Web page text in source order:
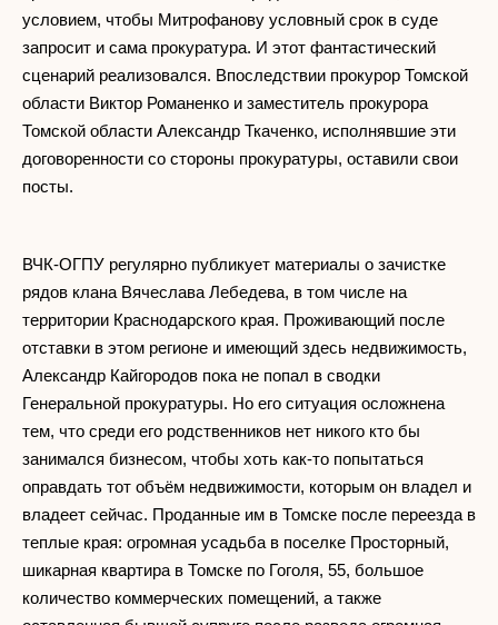
условием, чтобы Митрофанову условный срок в суде
запросит и сама прокуратура. И этот фантастический
сценарий реализовался. Впоследствии прокурор Томской
области Виктор Романенко и заместитель прокурора
Томской области Александр Ткаченко, исполнявшие эти
договоренности со стороны прокуратуры, оставили свои
посты.
ВЧК-ОГПУ регулярно публикует материалы о зачистке
рядов клана Вячеслава Лебедева, в том числе на
территории Краснодарского края. Проживающий после
отставки в этом регионе и имеющий здесь недвижимость,
Александр Кайгородов пока не попал в сводки
Генеральной прокуратуры. Но его ситуация осложнена
тем, что среди его родственников нет никого кто бы
занимался бизнесом, чтобы хоть как-то попытаться
оправдать тот объём недвижимости, которым он владел и
владеет сейчас. Проданные им в Томске после переезда в
теплые края: огромная усадьба в поселке Просторный,
шикарная квартира в Томске по Гоголя, 55, большое
количество коммерческих помещений, а также